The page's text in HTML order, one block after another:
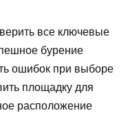
все ключевые
бурение
ошибок при выборе
площадку для
расположение